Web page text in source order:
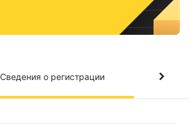
Сведения о регистрации